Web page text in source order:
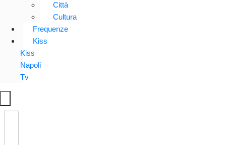
Città
Cultura
Frequenze
Kiss
Kiss
Napoli
Tv